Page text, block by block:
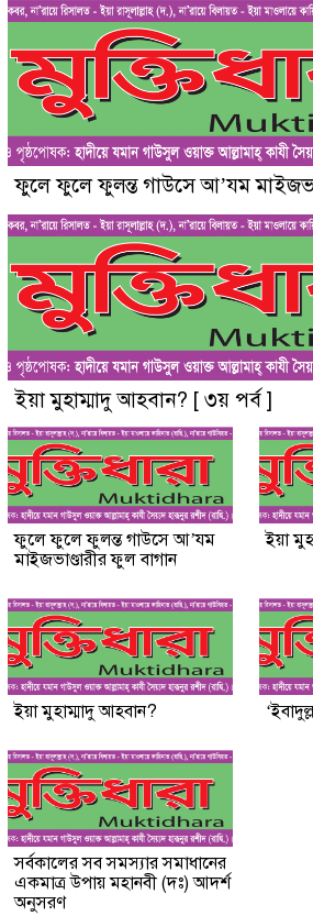
ফুলে ফুলে ফুলন্ত গাউসে আ’যম
ইয়া মুহাম্মাদু আহবান? [ ৩য় পর্ব ]
ফুলে ফুলে ফুলন্ত গাউসে আ’যম
মাইজভাণ্ডারীর ফুল বাগান
ইয়া
ইয়া মুহাম্মাদু আহবান?
সর্বকালের সব সমস্যার সমাধানের
একমাত্র উপায় মহানবী (দঃ) আদর্শ
অনুসরণ